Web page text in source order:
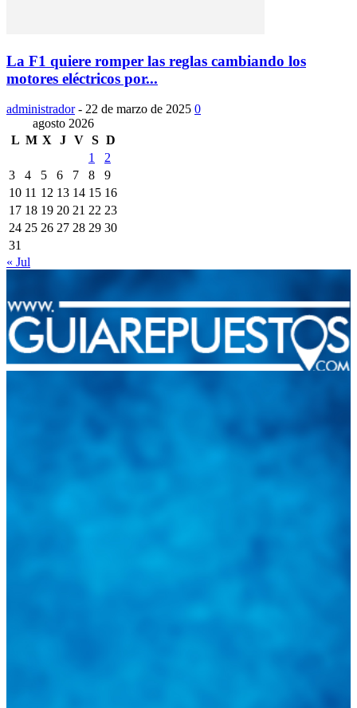
La F1 quiere romper las reglas cambiando los
motores eléctricos por...
administrador - 22 de marzo de 2025 0
agosto 2026
L M X J V S D
1
2
3
4 5 6 7 8
9
10 11 12 13 14 15 16
17 18 19 20 21 22 23
24 25 26 27 28 29 30
31
« Jul